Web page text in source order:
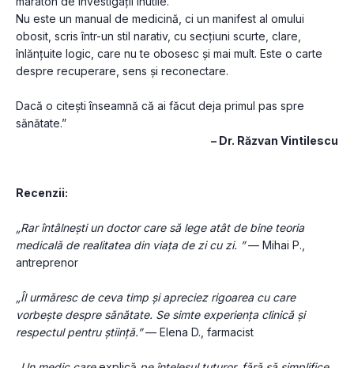
Nu este un manual de medicină, ci un manifest al omului
obosit, scris într-un stil narativ, cu secțiuni scurte, clare,
înlănțuite logic, care nu te obosesc și mai mult. Este o carte
despre recuperare, sens și reconectare.
Dacă o citești înseamnă că ai făcut deja primul pas spre
sănătate.”
– Dr. Răzvan Vintilescu
Recenzii:
„Rar întâlnești un doctor care să lege atât de bine teoria
medicală de realitatea din viața de zi cu zi. ” — Mihai P.,
antreprenor
„Îl urmăresc de ceva timp și apreciez rigoarea cu care
vorbește despre sănătate. Se simte experiența clinică și
respectul pentru știință.” — Elena D., farmacist